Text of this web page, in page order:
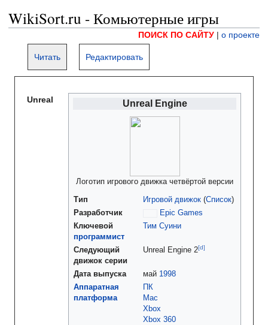
WikiSort.ru - Комьютерные игры
ПОИСК ПО САЙТУ | о проекте
Читать Редактировать
Unreal Engine
Логотип игрового движка четвёртой версии
Тип Игровой движок (Список)
Разработчик
Epic Games
Ключевой
программист
Тим Суини
Следующий
движок серии
Unreal Engine 2[d]
Дата выпуска май 1998
Аппаратная
платформа
ПК
Mac
Xbox
Xbox 360
Unreal